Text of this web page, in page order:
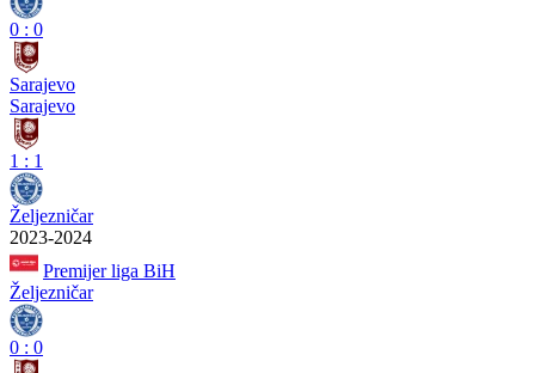
0 : 0
Sarajevo
Sarajevo
1 : 1
Željezničar
2023-2024
Premijer liga BiH
Željezničar
0 : 0